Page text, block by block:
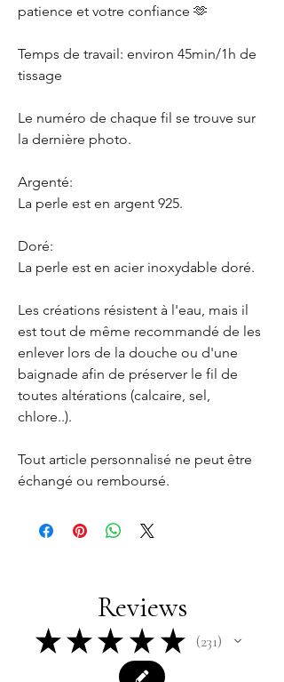
patience et votre confiance 🫶
Temps de travail: environ 45min/1h de
tissage
Le numéro de chaque fil se trouve sur
la dernière photo.
Argenté:
La perle est en argent 925.
Doré:
La perle est en acier inoxydable doré.
Les créations résistent à l'eau, mais il
est tout de même recommandé de les
enlever lors de la douche ou d'une
baignade afin de préserver le fil de
toutes altérations (calcaire, sel,
chlore..).
Tout article personnalisé ne peut être
échangé ou remboursé.
Reviews
★★★ ★ ★ 231
231